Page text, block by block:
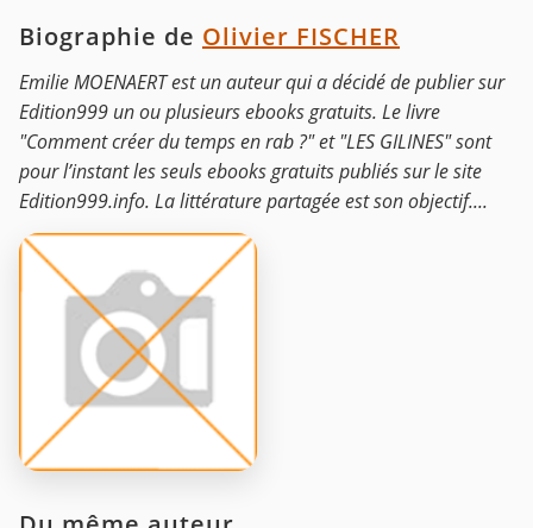
Biographie de Olivier FISCHER
Emilie MOENAERT est un auteur qui a décidé de publier sur
Edition999 un ou plusieurs ebooks gratuits. Le livre
"Comment créer du temps en rab ?" et "LES GILINES" sont
pour l’instant les seuls ebooks gratuits publiés sur le site
Edition999.info. La littérature partagée est son objectif....